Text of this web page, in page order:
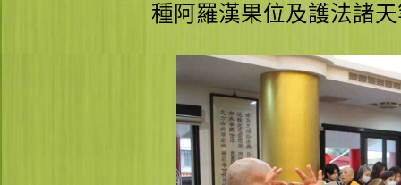
種阿羅漢果位及護法諸